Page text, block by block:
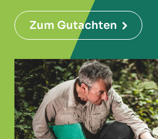
Zum Gutachten